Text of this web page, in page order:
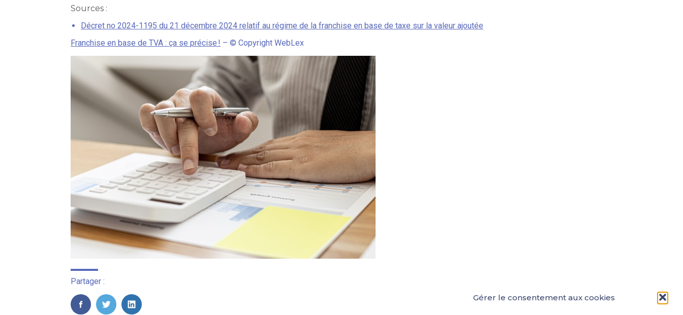
Gérer le consentement aux cookies
Sources :
Décret no 2024-1195 du 21 décembre 2024 relatif au régime de la franchise en base de taxe sur la valeur ajoutée
Franchise en base de TVA : ça se précise ! – © Copyright WebLex
Partager :